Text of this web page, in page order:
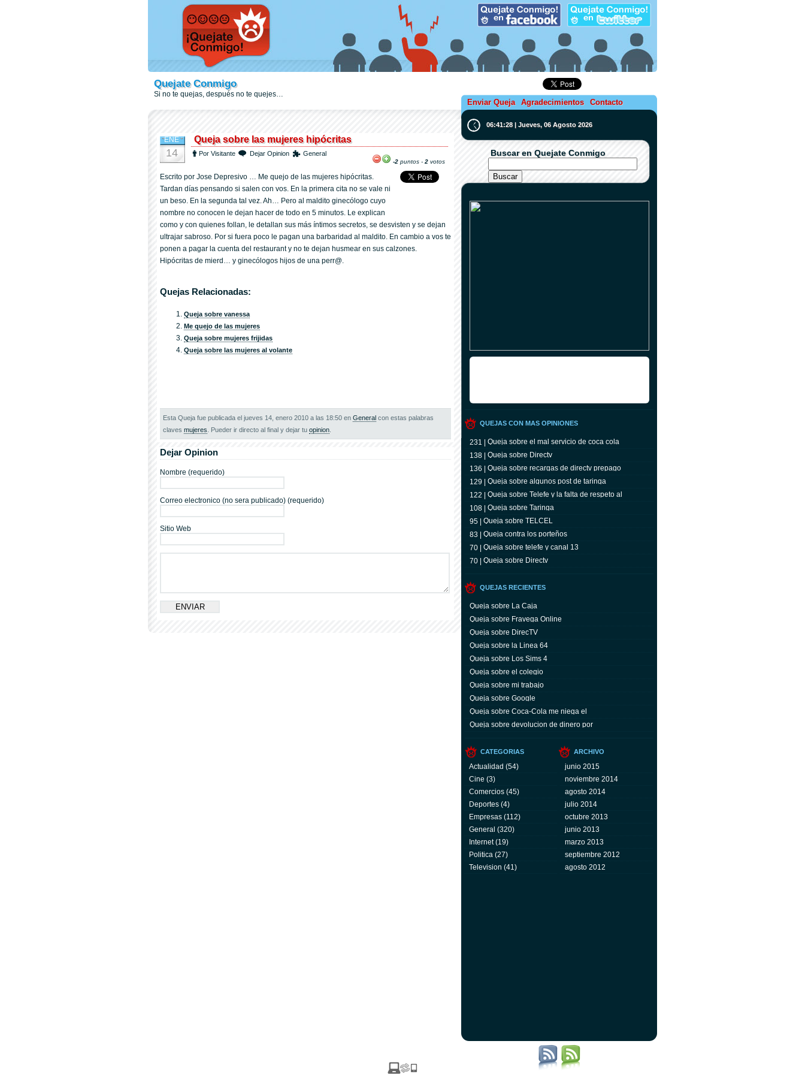
Quejate Conmigo
Si no te quejas, después no te quejes…
Enviar Queja Agradecimientos Contacto
ENE
14
Queja sobre las mujeres hipócritas
Por Visitante Dejar Opinion General
-2 puntos - 2 votos
Escrito por Jose Depresivo … Me quejo de las mujeres hipócritas.
Tardan dí­as pensando si salen con vos. En la primera cita no se vale ni
un beso. En la segunda tal vez. Ah… Pero al maldito ginecólogo cuyo
nombre no conocen le dejan hacer de todo en 5 minutos. Le explican
como y con quienes follan, le detallan sus más í­ntimos secretos, se desvisten y se dejan
ultrajar sabroso. Por si fuera poco le pagan una barbaridad al maldito. En cambio a vos te
ponen a pagar la cuenta del restaurant y no te dejan husmear en sus calzones.
Hipócritas de mierd… y ginecólogos hijos de una perr@.
Quejas Relacionadas:
Queja sobre vanessa
Me quejo de las mujeres
Queja sobre mujeres frijidas
Queja sobre las mujeres al volante
Esta Queja fue publicada el jueves 14, enero 2010 a las 18:50 en General con estas palabras
claves mujeres . Pueder ir directo al final y dejar tu opinion
Dejar Opinion
Nombre (requerido)
Correo electronico (no sera publicado) (requerido)
Sitio Web
06:41:28 | Jueves, 06 Agosto 2026
Buscar en Quejate Conmigo
QUEJAS CON MAS OPINIONES
231 | Queja sobre el mal servicio de coca cola
138 | Queja sobre Directv
136 | Queja sobre recargas de directv prepago
129 | Queja sobre algunos post de taringa
122 | Queja sobre Telefe y la falta de respeto al
televidente
108 | Queja sobre Taringa
95 | Queja sobre TELCEL
83 | Queja contra los porteños
70 | Queja sobre telefe y canal 13
70 | Queja sobre Directv
QUEJAS RECIENTES
Queja sobre La Caja
Queja sobre Fravega Online
Queja sobre DirecTV
Queja sobre la Linea 64
Queja sobre Los Sims 4
Queja sobre el colegio
Queja sobre mi trabajo
Queja sobre Google
Queja sobre Coca-Cola me niega el
servicio y facturas
Queja sobre devolucion de dinero por
CATEGORIAS ARCHIVO
Actualidad (54)
Cine (3)
Comercios (45)
Deportes (4)
Empresas (112)
General (320)
Internet(19)
Politica (27)
Television (41)
junio 2015
noviembre 2014
agosto 2014
julio 2014
octubre 2013
junio 2013
marzo 2013
septiembre 2012
agosto 2012